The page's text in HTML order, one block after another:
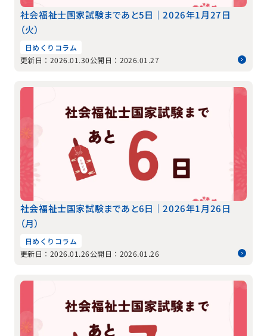
社会福祉士国家試験まであと5日｜2026年1月27日
（火）
日めくりコラム
更新日：2026.01.30公開日：2026.01.27
社会福祉士国家試験まであと6日｜2026年1月26日
（月）
日めくりコラム
更新日：2026.01.26公開日：2026.01.26